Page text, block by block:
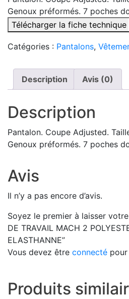
Genoux préformés. 7 poches
Télécharger la fiche technique
Catégories : Pantalons,
Description Avis (0)
Description
Pantalon. Coupe Adjusted.
Genoux préformés. 7 poches
Avis
Il n’y a pas encore d’avis.
Soyez le premier à laisser votre
DE TRAVAIL MACH 2
ELASTHANNE”
Vous devez être connecté
Produits